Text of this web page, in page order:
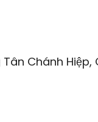
Chánh Hiệp,